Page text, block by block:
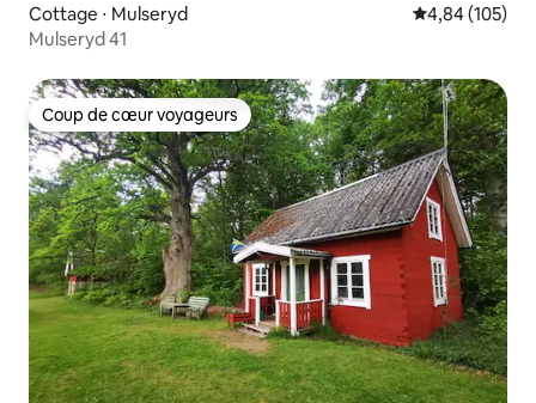
Cottage ⋅ Mulseryd Évaluation
4,84 (105)
Mulseryd 41
Coup de cœur voyageurs
Coup de cœur voyageurs